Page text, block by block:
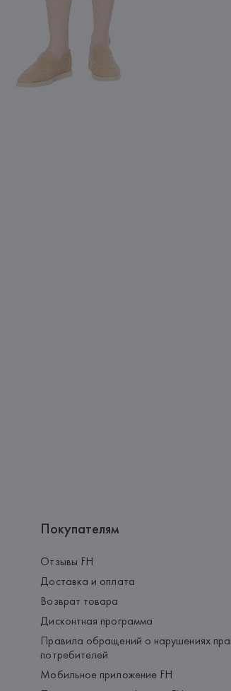
Покупателям
Отзывы FH
Доставка и оплата
Возврат товара
Дисконтная программа
Правила обращений о нарушениях
потребителей
Мобильное приложение FH